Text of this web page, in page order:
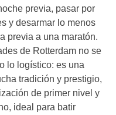
previa, pasar por
y desarmar lo menos
previa a una maratón.
de Rotterdam no se
lo logístico: es una
tradición y prestigio,
de primer nivel y
ideal para batir